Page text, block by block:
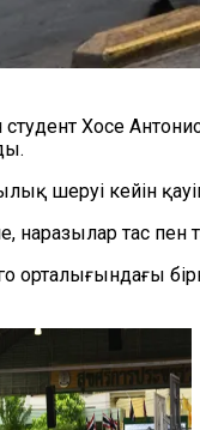
Хосе
шеруі кейін
наразылар тас
орталығындағы